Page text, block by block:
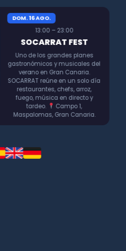
DOM. 16 AGO.
13:00 – 23:00
SOCARRAT FEST
Uno de los grandes planes
gastronómicos y musicales del
verano en Gran Canaria.
SOCARRAT reúne en un solo día
restaurantes, chefs, arroz,
fuego, música en directo y
tardeo.
Campo 1,
Maspalomas, Gran Canaria.